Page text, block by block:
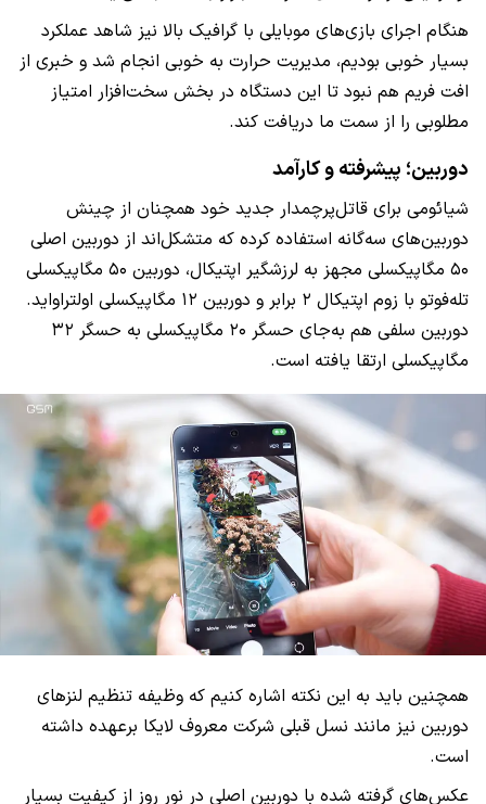
هنگام اجرای بازی‌های موبایلی با گرافیک بالا نیز شاهد عملکرد
بسیار خوبی بودیم، مدیریت حرارت به خوبی انجام شد و خبری از
افت فریم هم نبود تا این دستگاه در بخش سخت‌افزار امتیاز
مطلوبی را از سمت ما دریافت کند.
دوربین؛ پیشرفته و کارآمد
شیائومی برای قاتل‌پرچمدار جدید خود همچنان از چینش
دوربین‌های سه‌گانه استفاده کرده که متشکل‌اند از دوربین اصلی
۵۰ مگاپیکسلی مجهز به لرزشگیر اپتیکال، دوربین ۵۰ مگاپیکسلی
تله‌فوتو با زوم اپتیکال ۲ برابر و دوربین ۱۲ مگاپیکسلی اولتراواید.
دوربین سلفی هم به‌جای حسگر ۲۰ مگاپیکسلی به حسگر ۳۲
مگاپیکسلی ارتقا یافته است.
همچنین باید به این نکته اشاره کنیم که وظیفه تنظیم لنزهای
دوربین نیز مانند نسل قبلی شرکت معروف لایکا برعهده داشته
است.
عکس‌های گرفته شده با دوربین اصلی در نور روز از کیفیت بسیار